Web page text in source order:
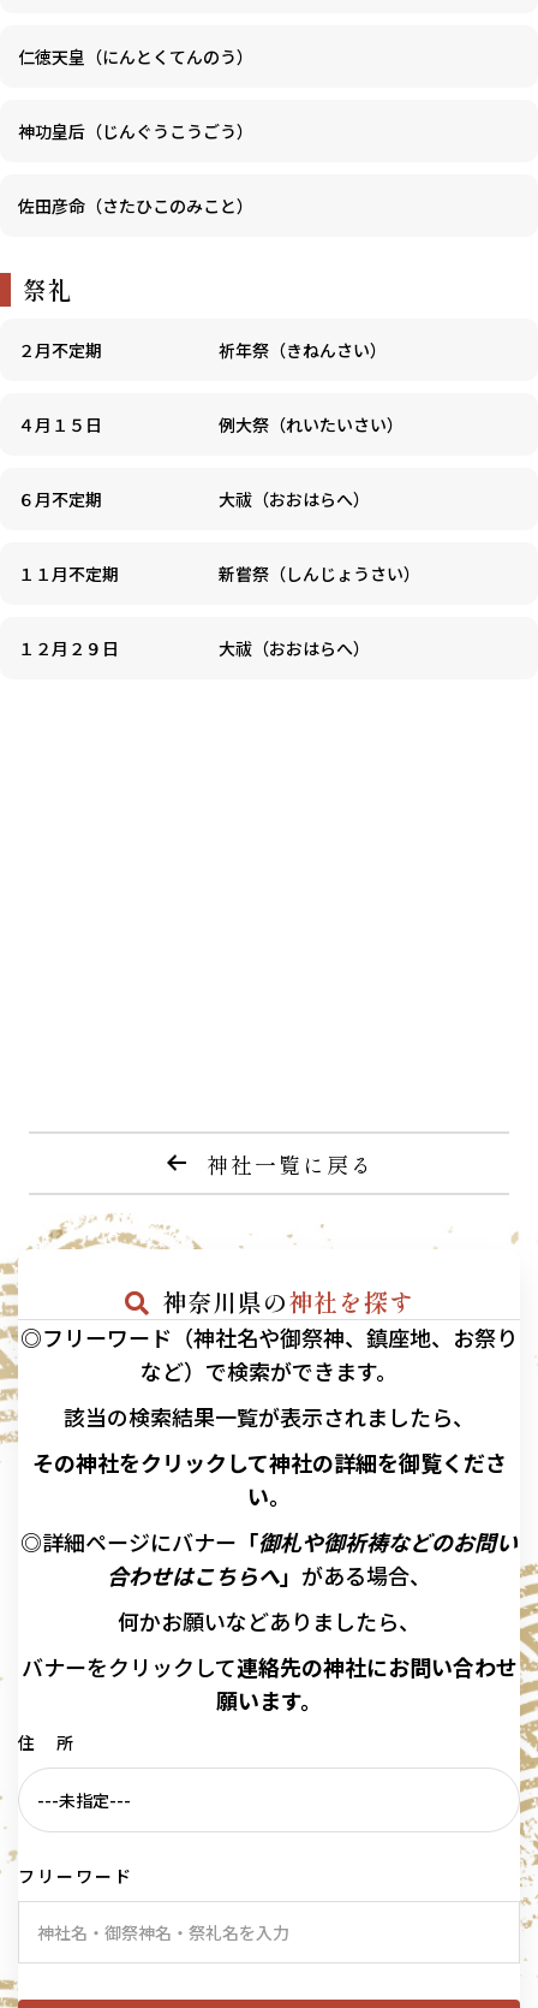
仁徳天皇（にんとくてんのう）
神功皇后（じんぐうこうごう）
佐田彦命（さたひこのみこと）
祭礼
２月不定期 祈年祭（きねんさい）
４月１５日 例大祭（れいたいさい）
６月不定期 大祓（おおはらへ）
１１月不定期 新嘗祭（しんじょうさい）
１２月２９日 大祓（おおはらへ）
神社一覧に戻る
神奈川県の神社を探す
◎フリーワード（神社名や御祭神、鎮座地、お祭り
など）で検索ができます。
該当の検索結果一覧が表示されましたら、
その神社をクリックして神社の詳細を御覧くださ
い。
◎詳細ページにバナー 「御札や御祈祷などのお問い
合わせはこちらへ」 がある場合、
何かお願いなどありましたら、
バナーをクリックして連絡先の神社にお問い合わせ
願います。
住 所
フリーワード